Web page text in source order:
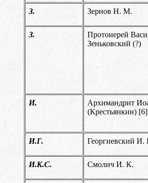
З. Зернов Н. М.
З.
Протоиерей
Зеньковский (?)
И.
Архимандрит
(Крестьянкин) [6]
И.Г. Георгиевский И.
И.К.С. Смолич И. К.